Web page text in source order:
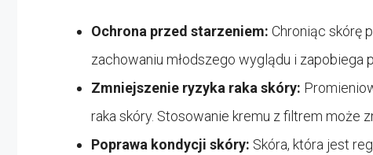
Ochrona przed starzeniem: Chroniąc skórę
zachowaniu młodszego wyglądu i zapobiega
Zmniejszenie ryzyka raka skóry:
raka skóry. Stosowanie kremu z filtrem może
Poprawa kondycji skóry: Skóra, która jest